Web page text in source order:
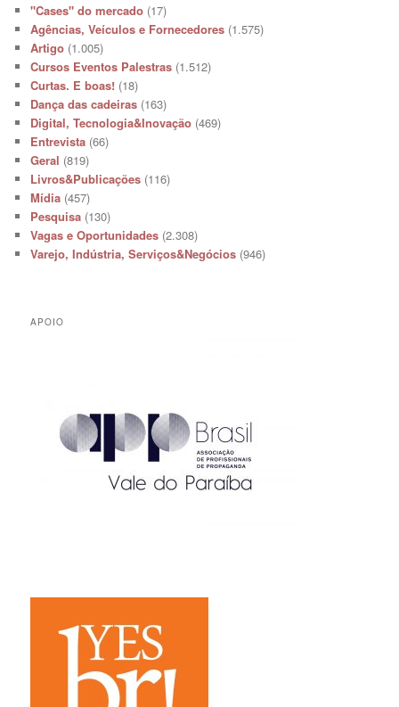
"Cases" do mercado (17)
Agências, Veículos e Fornecedores (1.575)
Artigo (1.005)
Cursos Eventos Palestras (1.512)
Curtas. E boas! (18)
Dança das cadeiras (163)
Digital, Tecnologia&Inovação (469)
Entrevista (66)
Geral (819)
Livros&Publicações (116)
Mídia (457)
Pesquisa (130)
Vagas e Oportunidades (2.308)
Varejo, Indústria, Serviços&Negócios (946)
APOIO